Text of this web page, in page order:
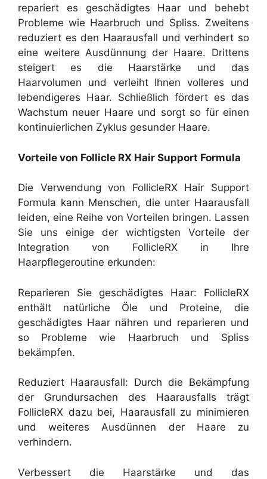
repariert es geschädigtes Haar und behebt
Probleme wie Haarbruch und Spliss. Zweitens
reduziert es den Haarausfall und verhindert so
eine weitere Ausdünnung der Haare. Drittens
steigert es die Haarstärke und das
Haarvolumen und verleiht Ihnen volleres und
lebendigeres Haar. Schließlich fördert es das
Wachstum neuer Haare und sorgt so für einen
kontinuierlichen Zyklus gesunder Haare.
Vorteile von Follicle RX Hair Support Formula
Die Verwendung von FollicleRX Hair Support
Formula kann Menschen, die unter Haarausfall
leiden, eine Reihe von Vorteilen bringen. Lassen
Sie uns einige der wichtigsten Vorteile der
Integration von FollicleRX in Ihre
Haarpflegeroutine erkunden:
Reparieren Sie geschädigtes Haar: FollicleRX
enthält natürliche Öle und Proteine, die
geschädigtes Haar nähren und reparieren und
so Probleme wie Haarbruch und Spliss
bekämpfen.
Reduziert Haarausfall: Durch die Bekämpfung
der Grundursachen des Haarausfalls trägt
FollicleRX dazu bei, Haarausfall zu minimieren
und weiteres Ausdünnen der Haare zu
verhindern.
Verbessert die Haarstärke und das